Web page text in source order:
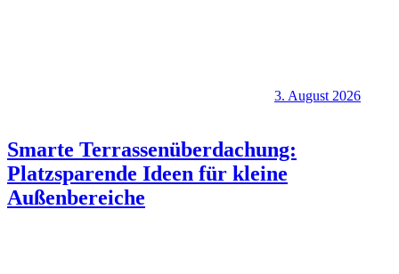
3. August 2026
Smarte Terrassenüberdachung:
Platzsparende Ideen für kleine
Außenbereiche